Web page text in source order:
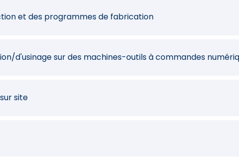
et des programmes de fabrication
d'usinage sur des machines-outils à commandes
site